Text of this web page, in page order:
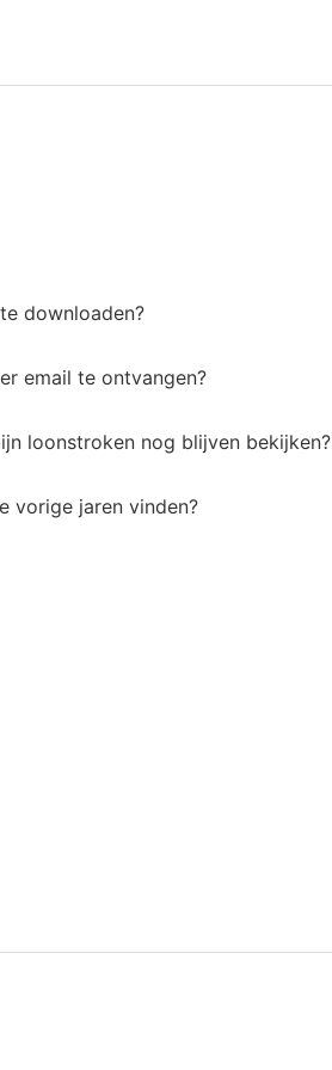
downloaden?
email te ontvangen?
loonstroken nog blijven bekijken?
vorige jaren vinden?